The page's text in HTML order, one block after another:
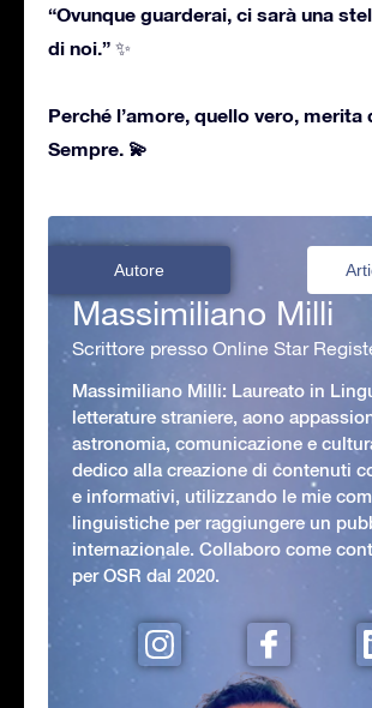
“Ovunque guarderai, ci sarà una
di noi.” ✨
Perché l’amore, quello vero, merita
Sempre. 💫
Autore
Massimiliano Milli
Scrittore presso Online Star
Massimiliano Milli: Laureato in
letterature straniere, aono
astronomia, comunicazione e
dedico alla creazione di contenuti
e informativi, utilizzando le mie
linguistiche per raggiungere un
internazionale. Collaboro come
per OSR dal 2020.